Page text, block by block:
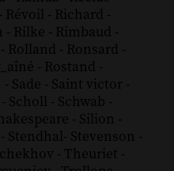
- Révoil - Richard -
- Rilke - Rimbaud -
- Rolland - Ronsard -
- Rostand -
- Sade - Saint victor -
- Scholl - Schwab -
- Silion -
- Stendhal- Stevenson -
- Theuriet -